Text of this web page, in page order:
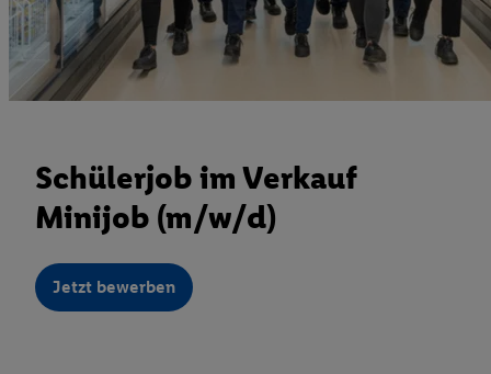
Schülerjob im Verkauf
Minijob (m/w/d)
Jetzt bewerben